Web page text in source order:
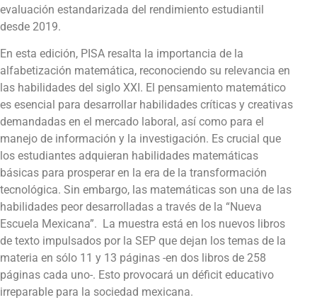
evaluación estandarizada del rendimiento estudiantil
desde 2019.
En esta edición, PISA resalta la importancia de la
alfabetización matemática, reconociendo su relevancia en
las habilidades del siglo XXI. El pensamiento matemático
es esencial para desarrollar habilidades críticas y creativas
demandadas en el mercado laboral, así como para el
manejo de información y la investigación. Es crucial que
los estudiantes adquieran habilidades matemáticas
básicas para prosperar en la era de la transformación
tecnológica. Sin embargo, las matemáticas son una de las
habilidades peor desarrolladas a través de la “Nueva
Escuela Mexicana”. La muestra está en los nuevos libros
de texto impulsados por la SEP que dejan los temas de la
materia en sólo 11 y 13 páginas -en dos libros de 258
páginas cada uno-. Esto provocará un déficit educativo
irreparable para la sociedad mexicana.